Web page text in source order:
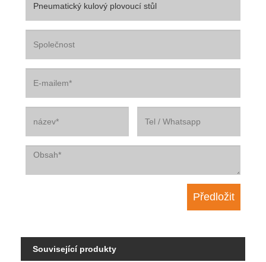
Související produkty